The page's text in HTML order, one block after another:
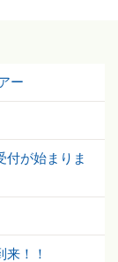
ー
付が始まりま
！！